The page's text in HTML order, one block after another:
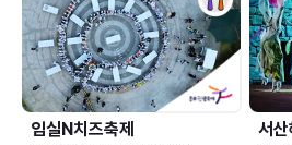
임실N치즈축제 서산